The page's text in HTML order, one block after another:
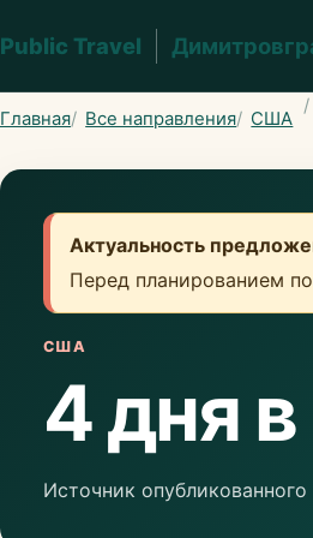
Public Travel
Главная Все направления США
Актуальность
Перед планированием
США
4 дня
Источник